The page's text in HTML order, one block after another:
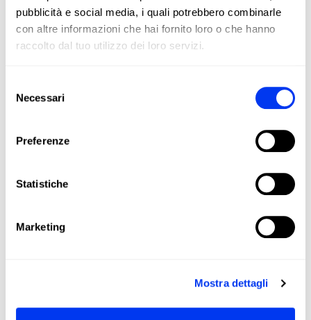
pubblicità e social media, i quali potrebbero combinarle
con altre informazioni che hai fornito loro o che hanno
raccolto dal tuo utilizzo dei loro servizi.
delNecessari
Preferenze
Statistiche
Marketing
Mostra dettagli
acquistato anche: